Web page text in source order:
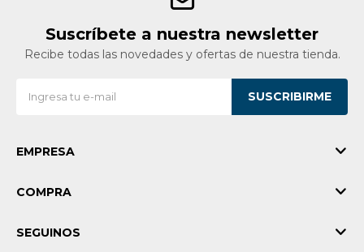
Suscríbete a nuestra newsletter
Recibe todas las novedades y ofertas de nuestra tienda.
SUSCRIBIRME
EMPRESA
COMPRA
SEGUINOS